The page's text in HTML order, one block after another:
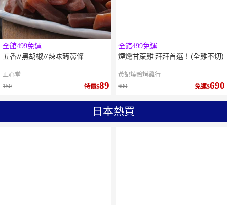
全館499免運
五香//黑胡椒//辣味蒟蒻條
正心堂
150
特價 89
全館499免運
煙燻甘蔗雞 拜拜首選！(全雞不切)
黃記燒鴨烤雞行
690
免運 690
日本熱買